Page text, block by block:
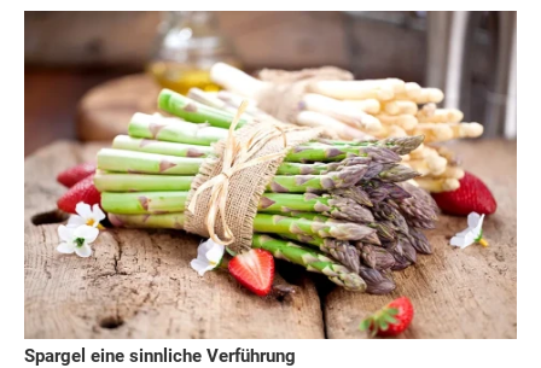
Spargel eine sinnliche Verführung